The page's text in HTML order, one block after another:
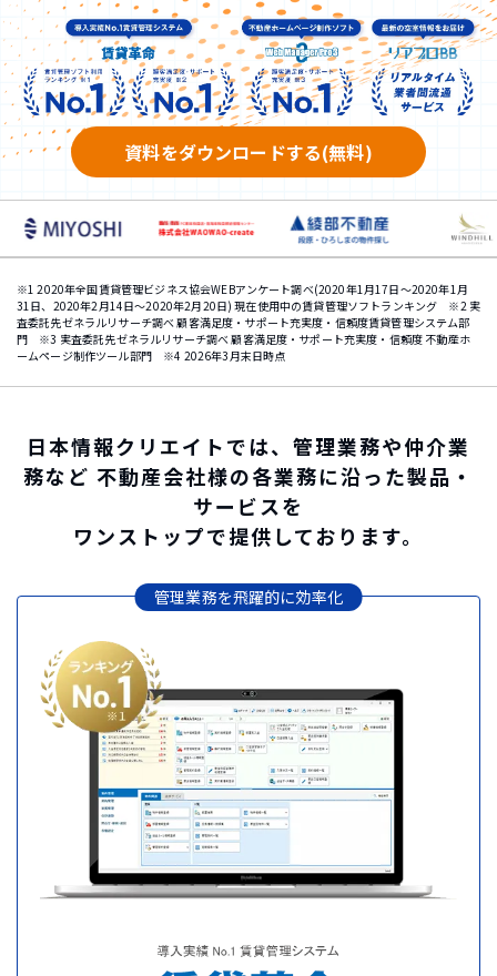
資料をダウンロードする(無料)
※1 2020年全国賃貸管理ビジネス協会WEBアンケート調べ(2020年1月17日～2020年1月
31日、2020年2月14日～2020年2月20日) 現在使用中の賃貸管理ソフトランキング ※2 実
査委託先ゼネラルリサーチ調べ 顧客満足度・サポート充実度・信頼度賃貸管理システム部
門 ※3 実査委託先ゼネラルリサーチ調べ 顧客満足度・サポート充実度・信頼度 不動産ホ
ームページ制作ツール部門 ※4 2026年3月末日時点
日本情報クリエイトでは、管理業務や仲介業
務など 不動産会社様の各業務に沿った製品・
サービスを
ワンストップで提供しております。
管理業務を飛躍的に効率化